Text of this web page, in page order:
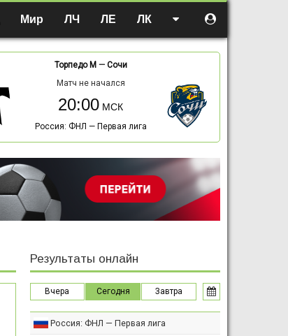
Мир ЛЧ ЛЕ ЛК
Торпедо М — Сочи
Матч не начался
20:00
Россия: ФНЛ — Первая лига
Результаты онлайн
Вчера Сегодня Завтра
Россия: ФНЛ — Первая лига